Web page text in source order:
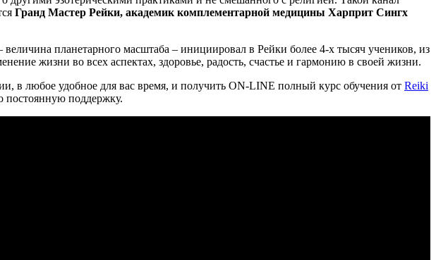
Гранд Мастер Рейки, академик комплементарной медицины Харприт Сингх
планетарного масштаба – инициировал в Рейки более 4-х тысяч учеников, из
жизни во всех аспектах, здоровье, радость, счастье и гармонию в своей жизни.
в любое удобное для вас время, и получить ON-LINE полный курс обучения от Reiki
постоянную поддержку.